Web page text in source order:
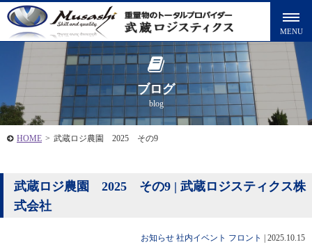
ブログ
blog
HOME > 武蔵ロジ農園 2025 その9
武蔵ロジ農園 2025 その9 | 武蔵ロジスティクス株
式会社
お知らせ 社内イベント フロント 2025.10.15